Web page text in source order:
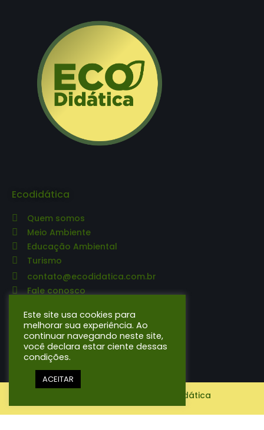
Ecodidática
Quem somos
Meio Ambiente
Educação Ambiental
Turismo
contato@ecodidatica.com.br
Fale conosco
Editora Ecodidática
O que publicamos
© Copyright 2021-2026 | Ecodidática
Este site usa cookies para
melhorar sua experiência. Ao
continuar navegando neste site,
você declara estar ciente dessas
condições.
ACEITAR